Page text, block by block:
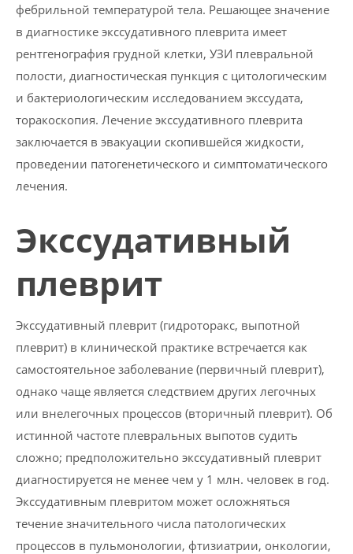
фебрильной температурой тела. Решающее значение
в диагностике экссудативного плеврита имеет
рентгенография грудной клетки, УЗИ плевральной
полости, диагностическая пункция с цитологическим
и бактериологическим исследованием экссудата,
торакоскопия. Лечение экссудативного плеврита
заключается в эвакуации скопившейся жидкости,
проведении патогенетического и симптоматического
лечения.
Экссудативный
плеврит
Экссудативный плеврит (гидроторакс, выпотной
плеврит) в клинической практике встречается как
самостоятельное заболевание (первичный плеврит),
однако чаще является следствием других легочных
или внелегочных процессов (вторичный плеврит). Об
истинной частоте плевральных выпотов судить
сложно; предположительно экссудативный плеврит
диагностируется не менее чем у 1 млн. человек в год.
Экссудативным плевритом может осложняться
течение значительного числа патологических
процессов в пульмонологии, фтизиатрии, онкологии,